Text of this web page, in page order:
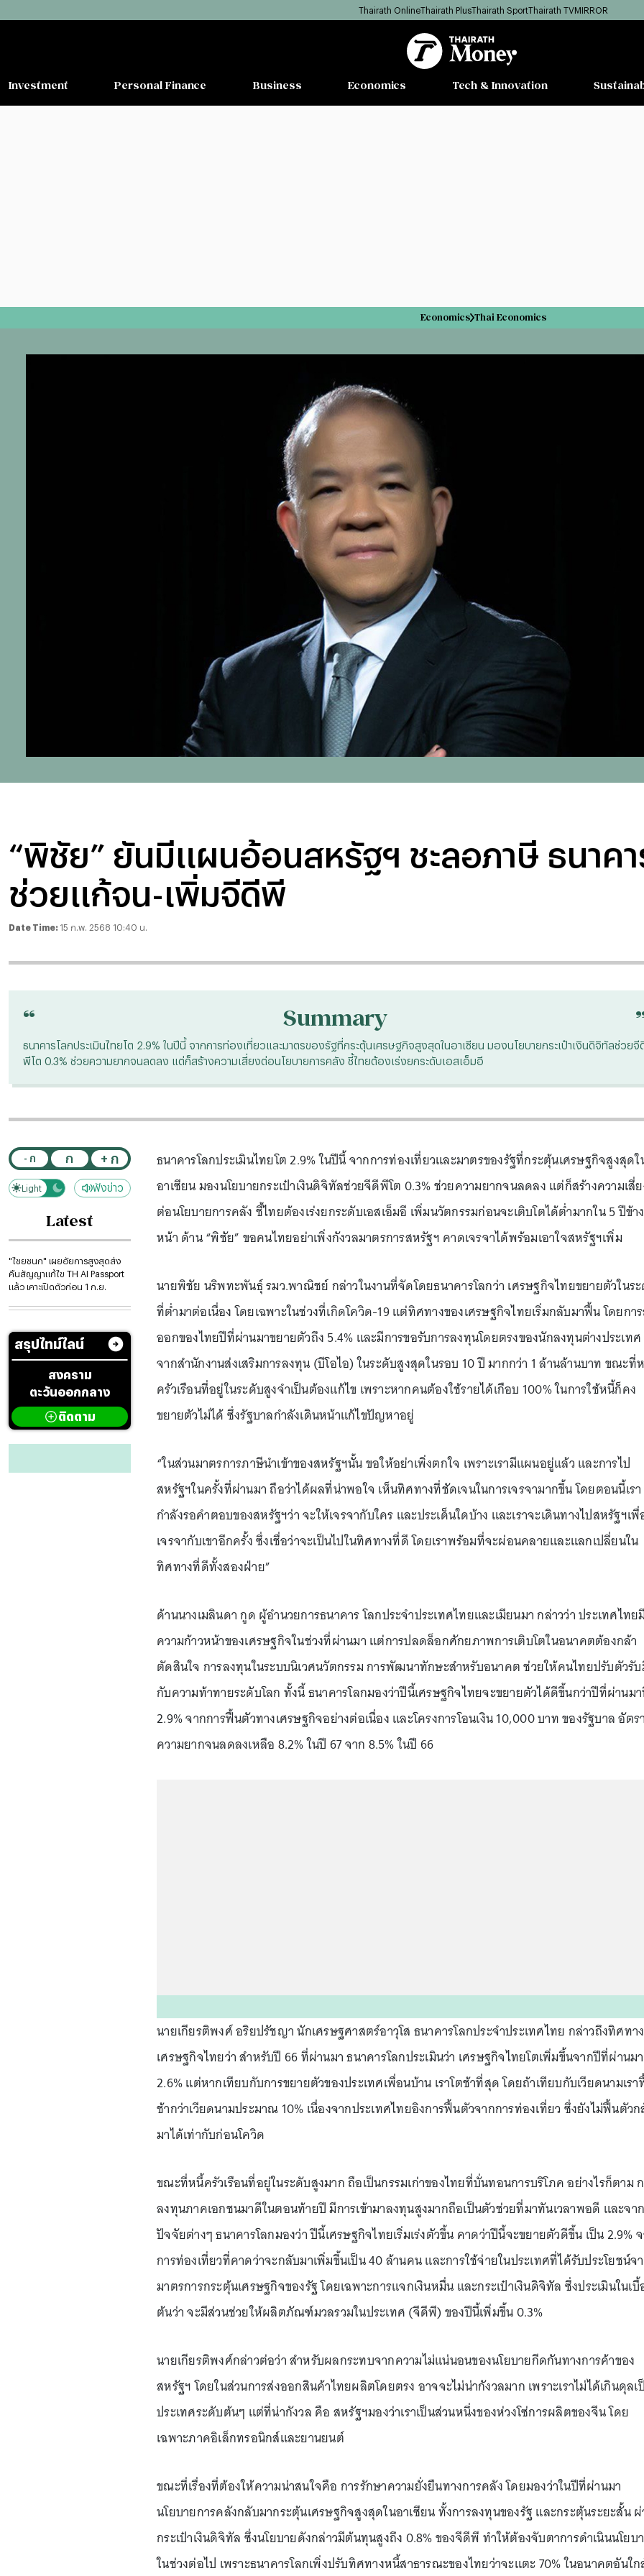
Thairath OnlineThairath PlusThairath SportThairath TVMIRROR
Investment Personal Finance Business Economics Tech & Innovation
Economics Thai Economics
“พิชัย” ยันมีแผนอ้อนสหรัฐฯ ชะลอภาษี ธนาค
ช่วยแก้จน-เพิ่มจีดีพี
Date Time: 15 ก.พ. 2568 10:40 น.
“ Summary
ธนาคารโลกประเมินไทยโต 2.9% ในปีนี้ จากการท่องเที่ยวและมาตรของรัฐที่กระตุ้นเศรษฐกิจสูงสุดในอาเซียน มองนโยบายกระเป๋าเงินดิจิทัลช่วยจี
พีโต 0.3% ช่วยความยากจนลดลง แต่ก็สร้างความเสี่ยงต่อนโยบายการคลัง ชี้ไทยต้องเร่งยกระดับเอสเอ็มอี
- ก ก + ก
Dark
Light ฟังข่าว
Latest
"ไชยชนก" เผยอัยการสูงสุดส่ง
คืนสัญญาแก้ไข TH AI Passport
แล้ว เคาะเปิดตัวก่อน 1 ก.ย.
สรุปไทม์ไลน์
สงคราม
ตะวันออกกลาง
ติดตาม
ธนาคารโลกประเมินไทยโต 2.9% ในปีนี้ จากการท่องเที่ยวและมาตรของรัฐที่กระตุ้นเศรษฐกิจสูงสุด
อาเซียน มองนโยบายกระเป๋าเงินดิจิทัลช่วยจีดีพีโต 0.3% ช่วยความยากจนลดลง แต่ก็สร้างความเสี่
ต่อนโยบายการคลัง ชี้ไทยต้องเร่งยกระดับเอสเอ็มอี เพิ่มนวัตกรรมก่อนจะเติบโตได้ต่ำมากใน 5 ปีข้าง
หน้า ด้าน “พิชัย” ขอคนไทยอย่าเพิ่งกังวลมาตรการสหรัฐฯ คาดเจรจาได้พร้อมเอาใจสหรัฐฯเพิ่ม
นายพิชัย นริพทะพันธุ์ รมว.พาณิชย์ กล่าวในงานที่จัดโดยธนาคารโลกว่า เศรษฐกิจไทยขยายตัวในร
ที่ต่ำมาต่อเนื่อง โดยเฉพาะในช่วงที่เกิดโควิด-19 แต่ทิศทางของเศรษฐกิจไทยเริ่มกลับมาฟื้น โดยกา
ออกของไทยปีที่ผ่านมาขยายตัวถึง 5.4% และมีการขอรับการลงทุนโดยตรงของนักลงทุนต่างประเทศ
จากสำนักงานส่งเสริมการลงทุน (บีโอไอ) ในระดับสูงสุดในรอบ 10 ปี มากกว่า 1 ล้านล้านบาท ขณะที่
ครัวเรือนที่อยู่ในระดับสูงจำเป็นต้องแก้ไข เพราะหากคนต้องใช้รายได้เกือบ 100% ในการใช้หนี้ก็คง
ขยายตัวไม่ได้ ซึ่งรัฐบาลกำลังเดินหน้าแก้ไขปัญหาอยู่
“ในส่วนมาตรการภาษีนำเข้าของสหรัฐฯนั้น ขอให้อย่าเพิ่งตกใจ เพราะเรามีแผนอยู่แล้ว และการไป
สหรัฐฯในครั้งที่ผ่านมา ถือว่าได้ผลที่น่าพอใจ เห็นทิศทางที่ชัดเจนในการเจรจามากขึ้น โดยตอนนี้เรา
กำลังรอคำตอบของสหรัฐฯว่า จะให้เจรจากับใคร และประเด็นใดบ้าง และเราจะเดินทางไปสหรัฐฯเพื่
เจรจากับเขาอีกครั้ง ซึ่งเชื่อว่าจะเป็นไปในทิศทางที่ดี โดยเราพร้อมที่จะผ่อนคลายและแลกเปลี่ยนใน
ทิศทางที่ดีทั้งสองฝ่าย”
ด้านนางเมลินดา กูด ผู้อำนวยการธนาคาร โลกประจำประเทศไทยและเมียนมา กล่าวว่า ประเทศไทยมี
ความก้าวหน้าของเศรษฐกิจในช่วงที่ผ่านมา แต่การปลดล็อกศักยภาพการเติบโตในอนาคตต้องกล้า
ตัดสินใจ การลงทุนในระบบนิเวศนวัตกรรม การพัฒนาทักษะสำหรับอนาคต ช่วยให้คนไทยปรับตัวรั
กับความท้าทายระดับโลก ทั้งนี้ ธนาคารโลกมองว่าปีนี้เศรษฐกิจไทยจะขยายตัวได้ดีขึ้นกว่าปีที่ผ่านม
2.9% จากการฟื้นตัวทางเศรษฐกิจอย่างต่อเนื่อง และโครงการโอนเงิน 10,000 บาท ของรัฐบาล อัตรา
ความยากจนลดลงเหลือ 8.2% ในปี 67 จาก 8.5% ในปี 66
นายเกียรติพงศ์ อริยปรัชญา นักเศรษฐศาสตร์อาวุโส ธนาคารโลกประจำประเทศไทย กล่าวถึงทิศทาง
เศรษฐกิจไทยว่า สำหรับปี 66 ที่ผ่านมา ธนาคารโลกประเมินว่า เศรษฐกิจไทยโตเพิ่มขึ้นจากปีที่ผ่านมา
2.6% แต่หากเทียบกับการขยายตัวของประเทศเพื่อนบ้าน เราโตช้าที่สุด โดยถ้าเทียบกับเวียดนามเร
ช้ากว่าเวียดนามประมาณ 10% เนื่องจากประเทศไทยอิงการฟื้นตัวจากการท่องเที่ยว ซึ่งยังไม่ฟื้นตัว
มาได้เท่ากับก่อนโควิด
ขณะที่หนี้ครัวเรือนที่อยู่ในระดับสูงมาก ถือเป็นกรรมเก่าของไทยที่บั่นทอนการบริโภค อย่างไรก็ตาม
ลงทุนภาคเอกชนมาดีในตอนท้ายปี มีการเข้ามาลงทุนสูงมากถือเป็นตัวช่วยที่มาทันเวลาพอดี และจาก
ปัจจัยต่างๆ ธนาคารโลกมองว่า ปีนี้เศรษฐกิจไทยเริ่มเร่งตัวขึ้น คาดว่าปีนี้จะขยายตัวดีขึ้น เป็น 2.9%
การท่องเที่ยวที่คาดว่าจะกลับมาเพิ่มขึ้นเป็น 40 ล้านคน และการใช้จ่ายในประเทศที่ได้รับประโยชน์จ
มาตรการกระตุ้นเศรษฐกิจของรัฐ โดยเฉพาะการแจกเงินหมื่น และกระเป๋าเงินดิจิทัล ซึ่งประเมินในเบื้
ต้นว่า จะมีส่วนช่วยให้ผลิตภัณฑ์มวลรวมในประเทศ (จีดีพี) ของปีนี้เพิ่มขึ้น 0.3%
นายเกียรติพงศ์กล่าวต่อว่า สำหรับผลกระทบจากความไม่แน่นอนของนโยบายกีดกันทางการค้าของ
สหรัฐฯ โดยในส่วนการส่งออกสินค้าไทยผลิตโดยตรง อาจจะไม่น่ากังวลมาก เพราะเราไม่ได้เกินดุลเ
ประเทศระดับต้นๆ แต่ที่น่ากังวล คือ สหรัฐฯมองว่าเราเป็นส่วนหนึ่งของห่วงโซ่การผลิตของจีน โดย
เฉพาะภาคอิเล็กทรอนิกส์และยานยนต์
ขณะที่เรื่องที่ต้องให้ความน่าสนใจคือ การรักษาความยั่งยืนทางการคลัง โดยมองว่าในปีที่ผ่านมา
นโยบายการคลังกลับมากระตุ้นเศรษฐกิจสูงสุดในอาเซียน ทั้งการลงทุนของรัฐ และกระตุ้นระยะสั้น
กระเป๋าเงินดิจิทัล ซึ่งนโยบายดังกล่าวมีต้นทุนสูงถึง 0.8% ของจีดีพี ทำให้ต้องจับตาการดำเนินนโยบ
ในช่วงต่อไป เพราะธนาคารโลกเพิ่งปรับทิศทางหนี้สาธารณะของไทยว่าจะแตะ 70% ในอนาคตอันใ